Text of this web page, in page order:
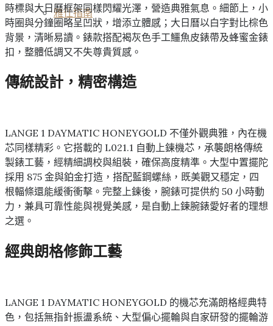
雅仕指南
時標與大日曆框架同樣閃耀光澤，營造典雅氣息。細節上，小
時圈與分鐘圈略呈凹狀，增添立體感；大日曆以白字對比棕色
背景，清晰易讀。錶款搭配褐灰色手工鱷魚皮錶帶及蜂蜜金錶
扣，整體低調又不失尊貴質感。
傳統設計，精密構造
LANGE 1 DAYMATIC HONEYGOLD 不僅外觀典雅，內在機
芯同樣精彩。它搭載的 L021.1 自動上鍊機芯，承襲朗格傳統
製錶工藝，經精細調校與組裝，確保高度精準。大型中置擺陀
採用 875 金與鉑金打造，搭配藍鋼螺絲，既美觀又穩定，四
根輻條還能緩衝衝擊。完整上鍊後，腕錶可提供約 50 小時動
力，兼具可靠性能與視覺美感，是自動上鍊腕錶愛好者的理想
之選。
經典朗格修飾工藝
LANGE 1 DAYMATIC HONEYGOLD 的機芯充滿朗格經典特
色，包括無指針振盪系統、大型偏心擺輪與自家研發的擺輪游